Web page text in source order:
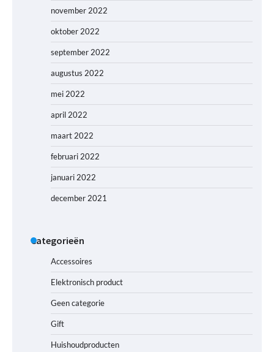
november 2022
oktober 2022
september 2022
augustus 2022
mei 2022
april 2022
maart 2022
februari 2022
januari 2022
december 2021
Categorieën
Accessoires
Elektronisch product
Geen categorie
Gift
Huishoudproducten